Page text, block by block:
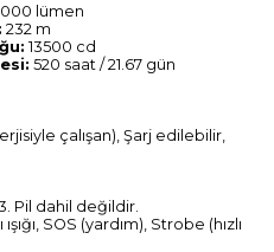
lümen
232 m
13500 cd
520 saat / 21.67 gün
çalışan), Şarj edilebilir,
Pil dahil değildir.
SOS (yardım), Strobe (hızlı